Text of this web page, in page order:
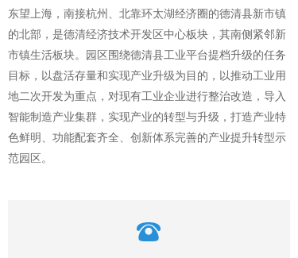
东望上海，南接杭州、北靠环太湖经济圈的德清县新市镇
的北部，是德清经济技术开发区中心板块，其南侧紧邻新
市镇生活板块。园区围绕德清县工业平台提档升级的任务
目标，以盘活存量和实现产业升级为目的，以推动工业用
地二次开发为重点，对现有工业企业进行整治改造，导入
智能制造产业集群，实现产业的转型与升级，打造产业特
色鲜明、功能配套齐全、创新体系完善的产业提升转型示
范园区。